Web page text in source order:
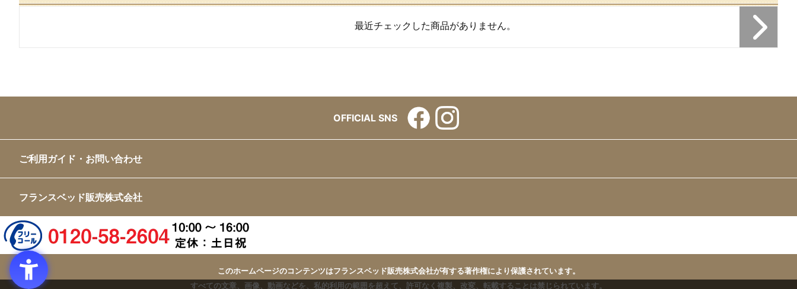
最近チェックした商品がありません。
OFFICIAL SNS
ご利用ガイド・お問い合わせ
フランスベッド販売株式会社
このホームページのコンテンツはフランスベッド販売株式会社が有する著作権により保護されています。
すべての文章、画像、動画などを、私的利用の範囲を超えて、許可なく複製、改変、転載することは禁じられています。